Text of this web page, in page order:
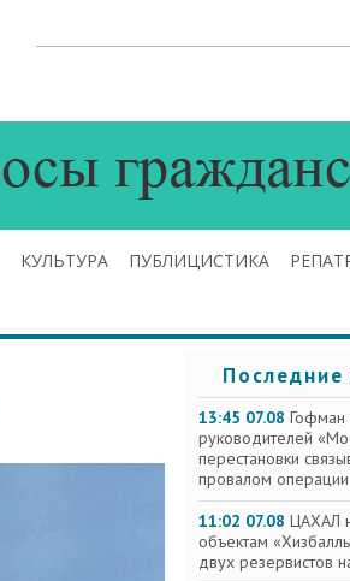
КУЛЬТУРА ПУБЛИЦИСТИКА
Последние
13:45 07.08 Гофман
руководителей
перестановки
провалом
11:02 07.08 ЦАХАЛ
объектам
двух резервистов